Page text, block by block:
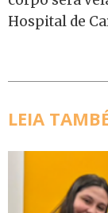
Hospital de
LEIA